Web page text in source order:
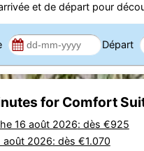
et de départ pour
Départ
for Comfort
16 août 2026: dès €925
août 2026: dès €1.070